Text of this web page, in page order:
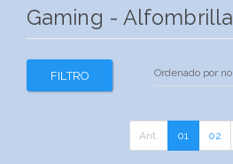
Gaming -
FILTRO
Ant. 01 02